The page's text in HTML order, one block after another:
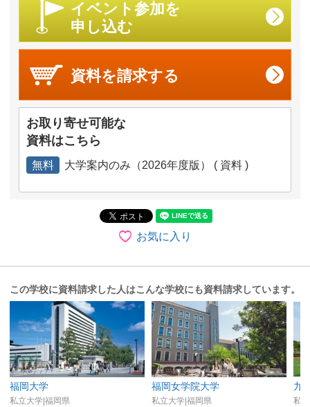
イベント参加を
申し込む
資料を請求する
お取り寄せ可能な
資料はこちら
無料 大学案内のみ（2026年度版） ( 資料 )
お気に入り
この学校に資料請求した人はこんな学校にも資料請求しています。
福岡大学
私立大学|福岡県
福岡女学院大学
私立大学|福岡県
九
私